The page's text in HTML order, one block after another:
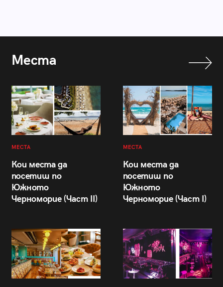
Места
МЕСТА
Кои места да
посетиш по
Южното
Черноморие (Част II)
МЕСТА
Кои места да
посетиш по
Южното
Черноморие (Част I)